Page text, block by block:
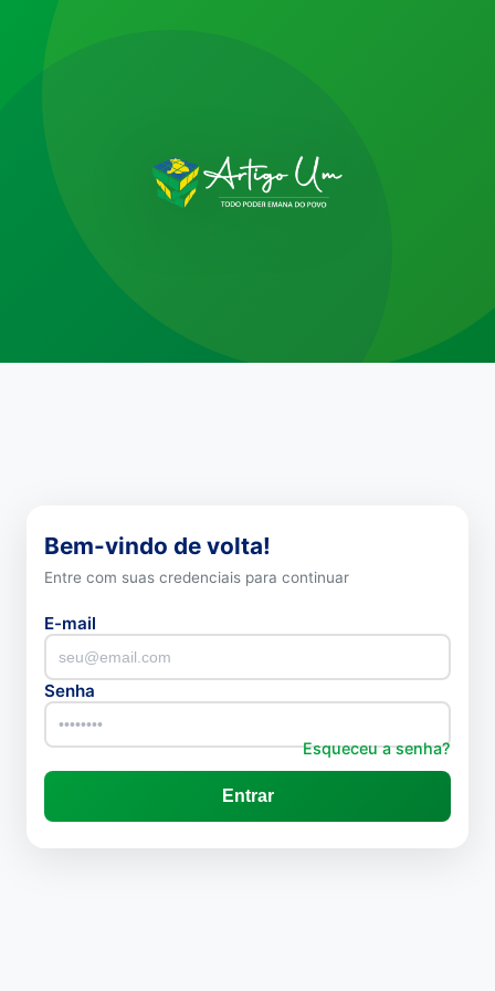
Bem-vindo de volta!
Entre com suas credenciais para continuar
E-mail
Senha
Esqueceu a senha?
Entrar